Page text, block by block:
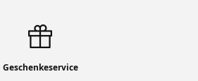
Geschenkeservice